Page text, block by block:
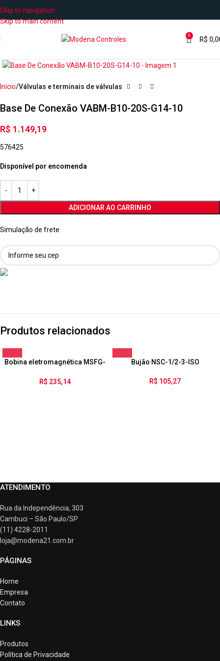
Skip to navigation
Skip to main content
0 R$
Início Válvulas e terminais de válvulas
Base De Conexão VABM-B10-20S-G14-10
R$ 1.149,19
576425
Disponível por encomenda
ADICIONAR AO CARRINHO
Simulação de frete
Produtos relacionados
Bobina eletromagnética MSFG-
R$ 235,14
Bujão NSC-1/2-3-ISO
R$ 105,27
ATENDIMENTO
Rua da Independência, 303
Cambuci – São Paulo/SP
(11) 4228-2011
loja@modena21.com.br
PÁGINAS
Home
Empresa
Contato
LINKS
Produtos
Política de Privacidade